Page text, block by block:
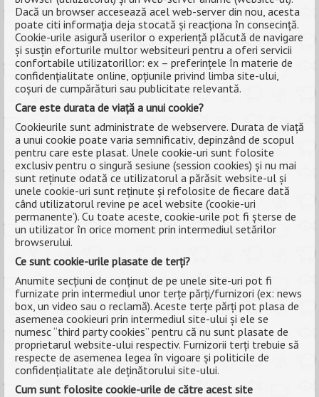
Dacă un browser accesează acel web-server din nou, acesta
poate citi informația deja stocată și reacționa în consecință.
Cookie-urile asigură userilor o experiență plăcută de navigare
și susțin eforturile multor websiteuri pentru a oferi servicii
confortabile utilizatorillor: ex – preferințele în materie de
confidențialitate online, opțiunile privind limba site-ului,
coșuri de cumpărături sau publicitate relevantă.
Care este durata de viață a unui cookie?
Cookieurile sunt administrate de webservere. Durata de viață
a unui cookie poate varia semnificativ, depinzând de scopul
pentru care este plasat. Unele cookie-uri sunt folosite
exclusiv pentru o singură sesiune (session cookies) și nu mai
sunt reținute odată ce utilizatorul a părăsit website-ul și
unele cookie-uri sunt reținute și refolosite de fiecare dată
când utilizatorul revine pe acel website (‘cookie-uri
permanente’). Cu toate aceste, cookie-urile pot fi șterse de
un utilizator în orice moment prin intermediul setărilor
browserului.
Ce sunt cookie-urile plasate de terți?
Anumite secțiuni de conținut de pe unele site-uri pot fi
furnizate prin intermediul unor terțe părți/furnizori (ex: news
box, un video sau o reclamă). Aceste terțe părți pot plasa de
asemenea cookieuri prin intermediul site-ului și ele se
numesc “third party cookies” pentru că nu sunt plasate de
proprietarul website-ului respectiv. Furnizorii terți trebuie să
respecte de asemenea legea în vigoare și politicile de
confidențialitate ale deținătorului site-ului.
Cum sunt folosite cookie-urile de către acest site